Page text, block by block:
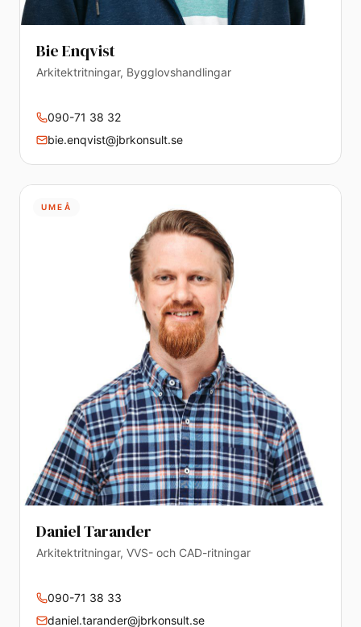
Bie Enqvist
Arkitektritningar, Bygglovshandlingar
090-71 38 32
bie.enqvist@jbrkonsult.se
UMEÅ
Daniel Tarander
Arkitektritningar, VVS- och CAD-ritningar
090-71 38 33
daniel.tarander@jbrkonsult.se